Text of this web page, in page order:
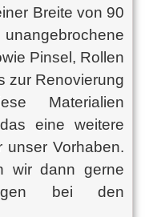
Breite von 90
Pinsel, Rollen
zur Renovierung
Materialien
eine weitere
unser Vorhaben.
wir dann gerne
bei den